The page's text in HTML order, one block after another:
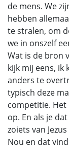
de mens. We
hebben
te stralen, om
we in onszelf
Wat is de bron
kijk mij eens, ik
anders te
typisch deze
competitie.
op. En als je
zoiets van
Nou en dat